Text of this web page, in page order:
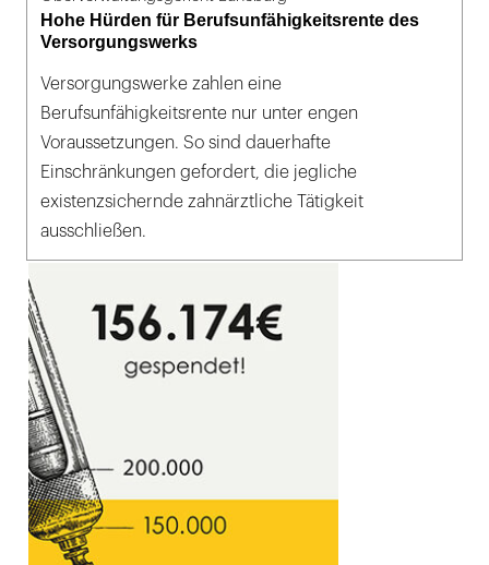
Hohe Hürden für Berufsunfähigkeitsrente des
Versorgungswerks
Versorgungswerke zahlen eine
Berufsunfähigkeitsrente nur unter engen
Voraussetzungen. So sind dauerhafte
Einschränkungen gefordert, die jegliche
existenzsichernde zahnärztliche Tätigkeit
ausschließen.